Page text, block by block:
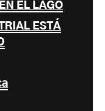
EL LAGO
ESTÁ